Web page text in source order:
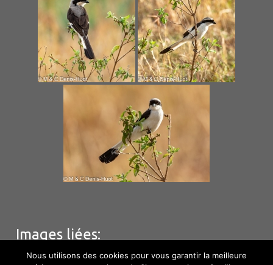
Images liées:
Nous utilisons des cookies pour vous garantir la meilleure